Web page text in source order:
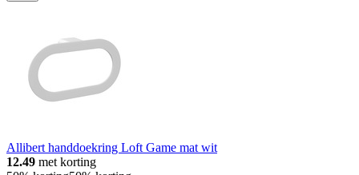
Allibert handdoekring Loft Game mat wit
12.49 met korting